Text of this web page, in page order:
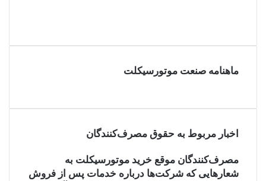
ماهنامه صنعت موتورسیکلت
اخبار مربوط به حقوق مصرف‌کنندگان
مصرف‌کنندگان موقع خرید موتورسیکلت به
شعارهایی که شرکت‌ها درباره خدمات پس از فروش